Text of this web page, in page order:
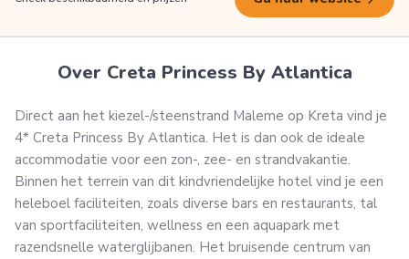
Over Creta Princess By Atlantica
Direct aan het kiezel-/steenstrand Maleme op Kreta vind je
4* Creta Princess By Atlantica. Het is dan ook de ideale
accommodatie voor een zon-, zee- en strandvakantie.
Binnen het terrein van dit kindvriendelijke hotel vind je een
heleboel faciliteiten, zoals diverse bars en restaurants, tal
van sportfaciliteiten, wellness en een aquapark met
razendsnelle waterglijbanen. Het bruisende centrum van